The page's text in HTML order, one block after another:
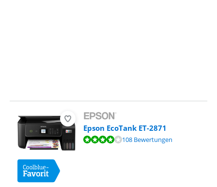
Epson EcoTank ET-2871
Bewertet mit 8,1 von 10, basierend auf 108 Bewertungen.
108 Bewertungen